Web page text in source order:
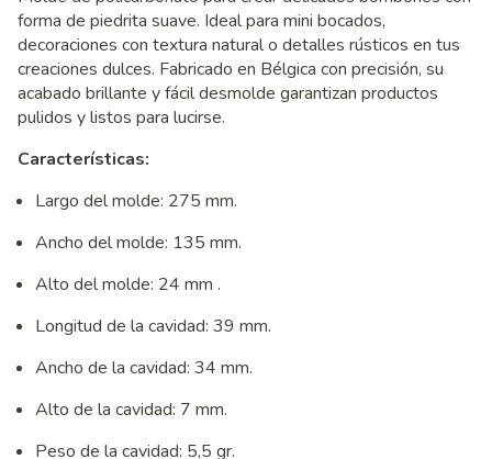
forma de piedrita suave. Ideal para mini bocados,
decoraciones con textura natural o detalles rústicos en tus
creaciones dulces. Fabricado en Bélgica con precisión, su
acabado brillante y fácil desmolde garantizan productos
pulidos y listos para lucirse.
Características:
Largo del molde: 275 mm.
Ancho del molde: 135 mm.
Alto del molde: 24 mm .
Longitud de la cavidad: 39 mm.
Ancho de la cavidad: 34 mm.
Alto de la cavidad: 7 mm.
Peso de la cavidad: 5,5 gr.